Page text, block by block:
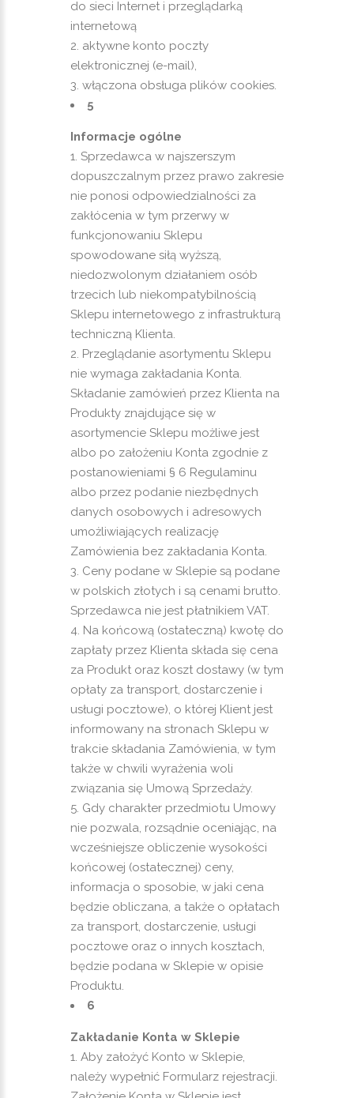
do sieci Internet i przeglądarką
internetową
aktywne konto poczty
elektronicznej (e-mail),
włączona obsługa plików cookies.
5
Informacje ogólne
Sprzedawca w najszerszym
dopuszczalnym przez prawo zakresie
nie ponosi odpowiedzialności za
zakłócenia w tym przerwy w
funkcjonowaniu Sklepu
spowodowane siłą wyższą,
niedozwolonym działaniem osób
trzecich lub niekompatybilnością
Sklepu internetowego z infrastrukturą
techniczną Klienta.
Przeglądanie asortymentu Sklepu
nie wymaga zakładania Konta.
Składanie zamówień przez Klienta na
Produkty znajdujące się w
asortymencie Sklepu możliwe jest
albo po założeniu Konta zgodnie z
postanowieniami § 6 Regulaminu
albo przez podanie niezbędnych
danych osobowych i adresowych
umożliwiających realizację
Zamówienia bez zakładania Konta.
Ceny podane w Sklepie są podane
w polskich złotych i są cenami brutto.
Sprzedawca nie jest płatnikiem VAT.
Na końcową (ostateczną) kwotę do
zapłaty przez Klienta składa się cena
za Produkt oraz koszt dostawy (w tym
opłaty za transport, dostarczenie i
usługi pocztowe), o której Klient jest
informowany na stronach Sklepu w
trakcie składania Zamówienia, w tym
także w chwili wyrażenia woli
związania się Umową Sprzedaży.
Gdy charakter przedmiotu Umowy
nie pozwala, rozsądnie oceniając, na
wcześniejsze obliczenie wysokości
końcowej (ostatecznej) ceny,
informacja o sposobie, w jaki cena
będzie obliczana, a także o opłatach
za transport, dostarczenie, usługi
pocztowe oraz o innych kosztach,
będzie podana w Sklepie w opisie
Produktu.
6
Zakładanie Konta w Sklepie
Aby założyć Konto w Sklepie,
należy wypełnić Formularz rejestracji.